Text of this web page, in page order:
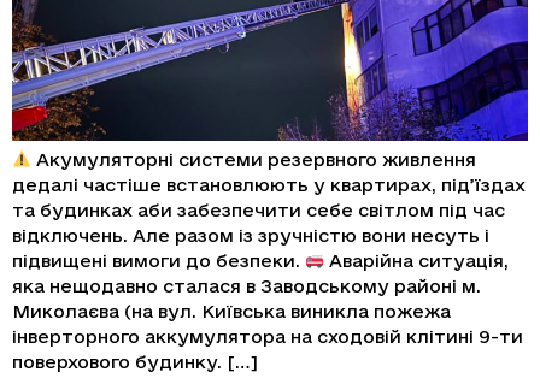
Акумуляторні системи резервного живлення
дедалі частіше встановлюють у квартирах, під’їздах
та будинках аби забезпечити себе світлом під час
відключень. Але разом із зручністю вони несуть і
підвищені вимоги до безпеки.
Аварійна ситуація,
яка нещодавно сталася в Заводському районі м.
Миколаєва (на вул. Київська виникла пожежа
інверторного аккумулятора на сходовій клітині 9-ти
поверхового будинку. […]